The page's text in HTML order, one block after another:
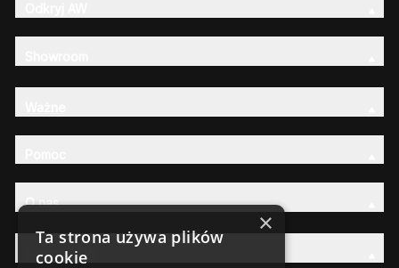
O nas
Rodzina AW
×
Ta strona używa plików
cookie